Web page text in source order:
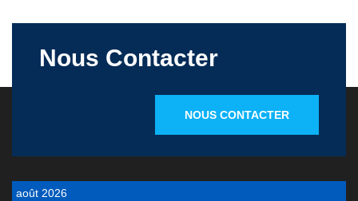
Nous Contacter
NOUS CONTACTER
août 2026